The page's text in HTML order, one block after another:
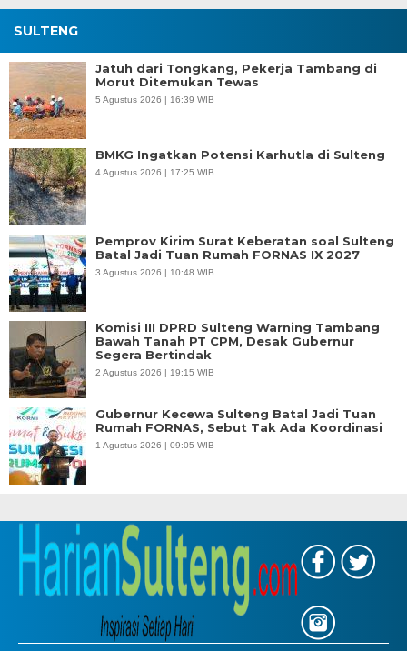
SULTENG
Jatuh dari Tongkang, Pekerja Tambang di
Morut Ditemukan Tewas
5 Agustus 2026 | 16:39 WIB
BMKG Ingatkan Potensi Karhutla di Sulteng
4 Agustus 2026 | 17:25 WIB
Pemprov Kirim Surat Keberatan soal Sulteng
Batal Jadi Tuan Rumah FORNAS IX 2027
3 Agustus 2026 | 10:48 WIB
Komisi III DPRD Sulteng Warning Tambang
Bawah Tanah PT CPM, Desak Gubernur
Segera Bertindak
2 Agustus 2026 | 19:15 WIB
Gubernur Kecewa Sulteng Batal Jadi Tuan
Rumah FORNAS, Sebut Tak Ada Koordinasi
1 Agustus 2026 | 09:05 WIB